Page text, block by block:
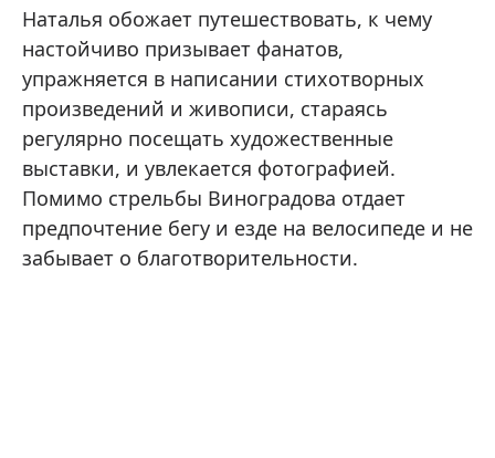
Наталья обожает путешествовать, к чему
настойчиво призывает фанатов,
упражняется в написании стихотворных
произведений и живописи, стараясь
регулярно посещать художественные
выставки, и увлекается фотографией.
Помимо стрельбы Виноградова отдает
предпочтение бегу и езде на велосипеде и не
забывает о благотворительности.